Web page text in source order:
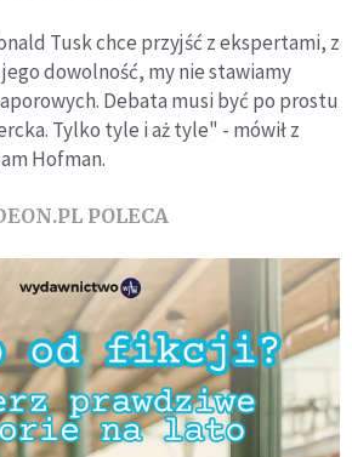
Tusk chce przyjść z ekspertami, z
dowolność, my nie stawiamy
Debata musi być po prostu
Tylko tyle i aż tyle" - mówił z
Hofman.
POLECA